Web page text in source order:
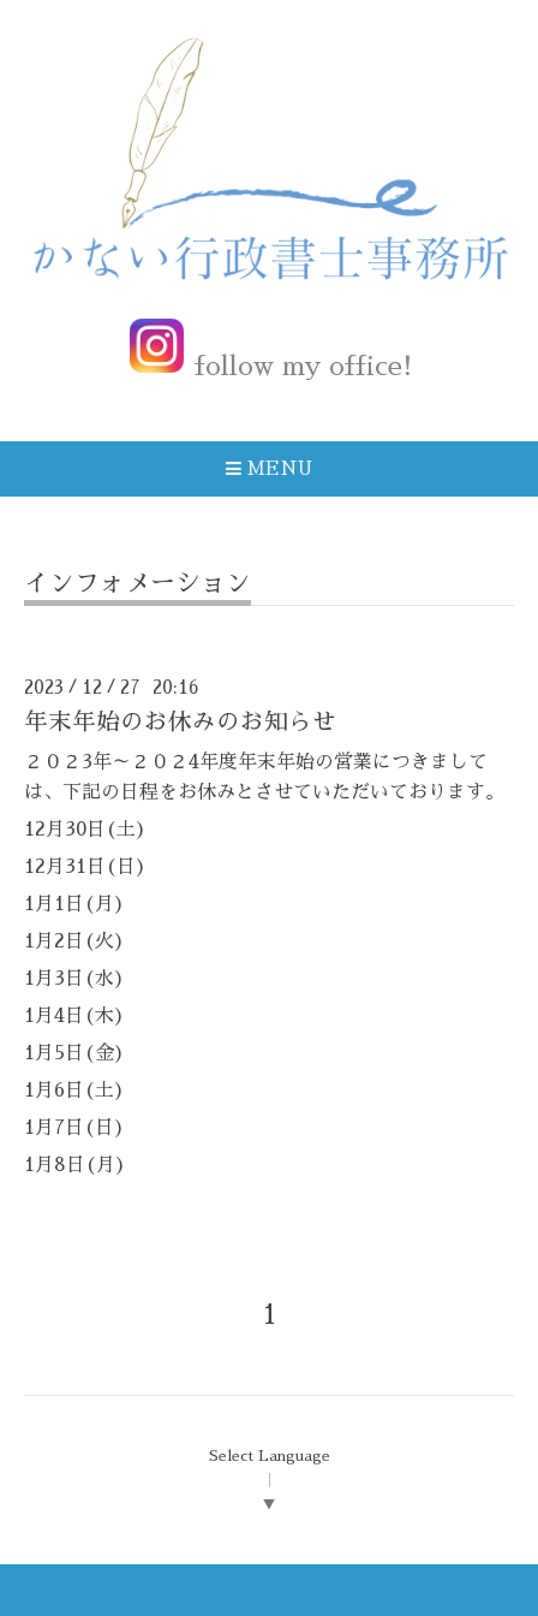
follow my office!
MENU
インフォメーション
2023 / 12 / 27 20:16
年末年始のお休みのお知らせ
２０２3年～２０２4年度年末年始の営業につきまして
は、下記の日程をお休みとさせていただいております。
12月30日(土)
12月31日(日)
1月1日(月)
1月2日(火)
1月3日(水)
1月4日(木)
1月5日(金)
1月6日(土)
1月7日(日)
1月8日(月)
1
Select Language
▼